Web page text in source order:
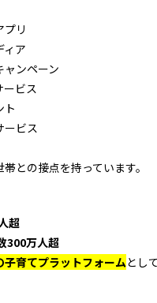
プリ
ィア
ャンペーン
ービス
ト
ービス
との接点を持っています。
超
300万人超
子育てプラットフォームとし